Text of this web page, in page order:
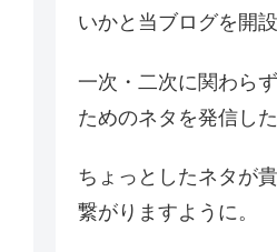
いかと当ブログを開設
一次・二次に関わら
ためのネタを発信し
ちょっとしたネタが
繋がりますように。